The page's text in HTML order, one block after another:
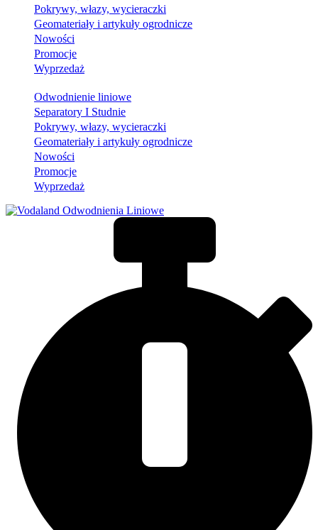
Pokrywy, włazy, wycieraczki
Geomateriały i artykuły ogrodnicze
Nowości
Promocje
Wyprzedaż
Odwodnienie liniowe
Separatory I Studnie
Pokrywy, włazy, wycieraczki
Geomateriały i artykuły ogrodnicze
Nowości
Promocje
Wyprzedaż